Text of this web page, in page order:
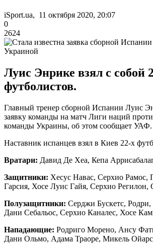
iSport.ua, 11 октября 2020, 20:07
0
2624
Луис Энрике взял с собой
футболистов.
Главный тренер сборной Испании Луис
заявку команды на матч Лиги наций
команды Украины, об этом сообщает УАФ.
Наставник испанцев взял в Киев 22-х
Вратари: Давид Де Хеа, Кепа
Защитники: Хесус Навас, Серхио Рамос,
Гарсия, Хосе Луис Гайя, Серхио Регилон,
Полузащитники: Серджи Бускетс,
Дани Себальос, Серхио Каналес, Хосе
Нападающие: Родриго Морено, Ансу
Дани Ольмо, Адама Траоре, Микель